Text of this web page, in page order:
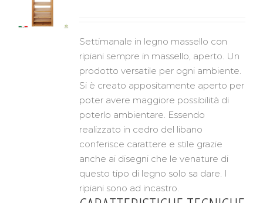
Settimanale in legno massello con
ripiani sempre in massello, aperto. Un
prodotto versatile per ogni ambiente.
Si è creato appositamente aperto per
poter avere maggiore possibilità di
poterlo ambientare. Essendo
realizzato in cedro del libano
conferisce carattere e stile grazie
anche ai disegni che le venature di
questo tipo di legno solo sa dare. I
ripiani sono ad incastro.